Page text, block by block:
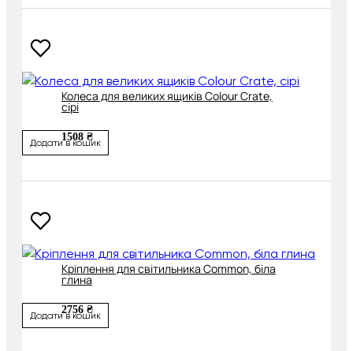
Колеса для великих ящиків Colour Crate,
сірі
1508 ₴
Додати в кошик
Кріплення для світильника Common, біла
глина
2756 ₴
Додати в кошик